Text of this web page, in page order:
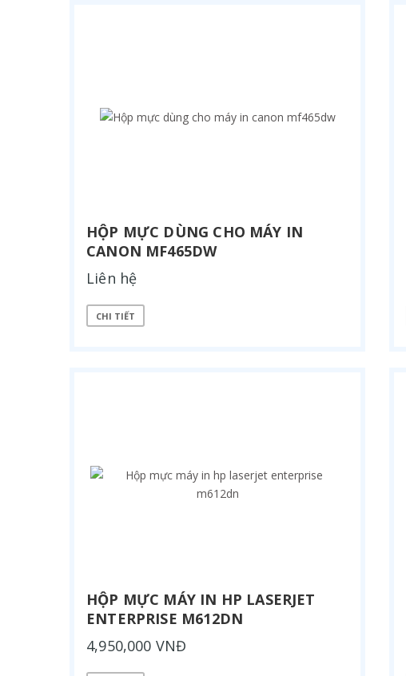
HỘP MỰC DÙNG CHO MÁY IN
CANON MF465DW
Liên hệ
CHI TIẾT
HỘP MỰC MÁY IN HP LASERJET
ENTERPRISE M612DN
4,950,000 VNĐ